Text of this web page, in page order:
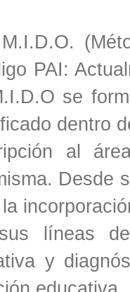
PAI:
se
dentro
al
Desde
líneas
y